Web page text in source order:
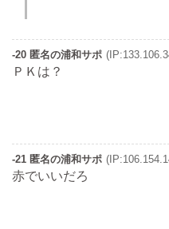
-20 匿名の浦和サポ
ＰＫは？
-21 匿名の浦和サポ
赤でいいだろ